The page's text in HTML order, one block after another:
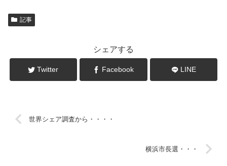
記事
シェアする
Twitter Facebook LINE
世界シェア調査から・・・・
横浜市長選・・・